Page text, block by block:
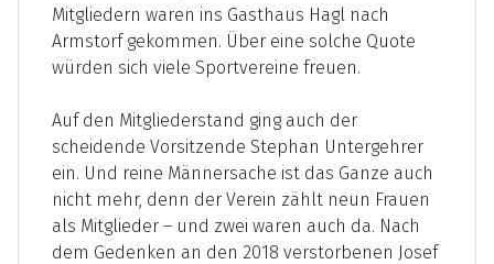
Mitgliedern waren ins Gasthaus Hagl nach
Armstorf gekommen. Über eine solche Quote
würden sich viele Sportvereine freuen.
Auf den Mitgliederstand ging auch der
scheidende Vorsitzende Stephan Untergehrer
ein. Und reine Männersache ist das Ganze auch
nicht mehr, denn der Verein zählt neun Frauen
als Mitglieder – und zwei waren auch da. Nach
dem Gedenken an den 2018 verstorbenen Josef